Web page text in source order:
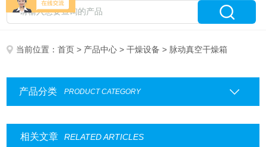
当前位置：首页 > 产品中心 >干燥设备 > 脉动真空干燥箱
产品分类 PRODUCT CATEGORY
相关文章 RELATED ARTICLES